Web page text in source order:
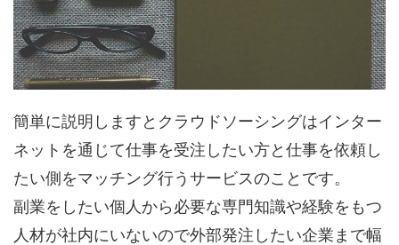
簡単に説明しますとクラウドソーシングはインター
ネットを通じて仕事を受注したい方と仕事を依頼し
たい側をマッチング行うサービスのことです。
副業をしたい個人から必要な専門知識や経験をもつ
人材が社内にいないので外部発注したい企業まで幅